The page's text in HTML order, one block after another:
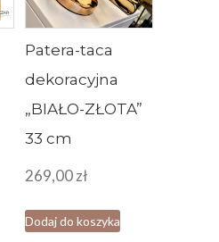
Patera-taca
dekoracyjna
„BIAŁO-ZŁOTA”
33 cm
269,00zł
Dodaj do koszyka